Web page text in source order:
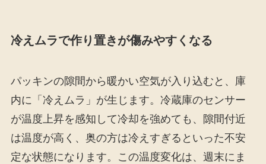
冷えムラで作り置きが傷みやすくなる
パッキンの隙間から暖かい空気が入り込むと、庫
内に「冷えムラ」が生じます。冷蔵庫のセンサー
が温度上昇を感知して冷却を強めても、隙間付近
は温度が高く、奥の方は冷えすぎるといった不安
定な状態になります。この温度変化は、週末にま